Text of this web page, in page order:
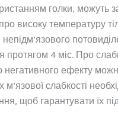
голки, можуть
високу температуру
протягом 4 міс. Про
негативного ефекту
слабкості
щоб гарантувати їх